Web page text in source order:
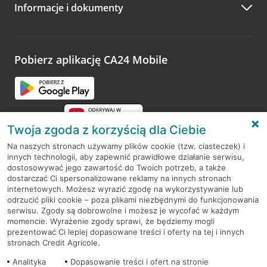
Zachęcamy do podzielenia się z nami opinią o wizycie.
opinie.
Informacje i dokumenty
Pobierz aplikację CA24 Mobile
RODO
Regulamin serwisu
Mapa serwisu
PolitykaCookies
Twoja zgoda z korzyścią dla Ciebie
Na naszych stronach używamy plików cookie (tzw. ciasteczek) i
innych technologii, aby zapewnić prawidłowe działanie serwisu,
dostosowywać jego zawartość do Twoich potrzeb, a także
dostarczać Ci spersonalizowane reklamy na innych stronach
internetowych. Możesz wyrazić zgodę na wykorzystywanie lub
odrzucić pliki cookie – poza plikami niezbędnymi do funkcjonowania
serwisu. Zgody są dobrowolne i możesz je wycofać w każdym
momencie. Wyrażenie zgody sprawi, że będziemy mogli
prezentować Ci lepiej dopasowane treści i oferty na tej i innych
stronach Credit Agricole.
Analityka
Dopasowanie treści i ofert na stronie